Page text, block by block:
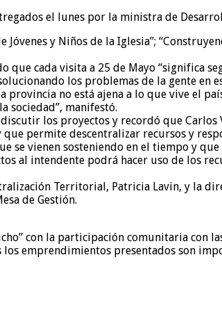
el lunes por la ministra de
y Niños de la Iglesia”;
cada visita a 25 de Mayo “significa
los problemas de la gente en
provincia no está ajena a lo que vive el
sociedad”, manifestó.
los proyectos y recordó que
permite descentralizar recursos y
se vienen sosteniendo en el tiempo y
al intendente podrá hacer uso de los
Territorial, Patricia Lavin, y la
de Gestión.
con la participación comunitaria con
emprendimientos presentados son